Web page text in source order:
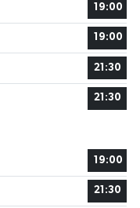
19:00
19:00
21:30
21:30
19:00
21:30